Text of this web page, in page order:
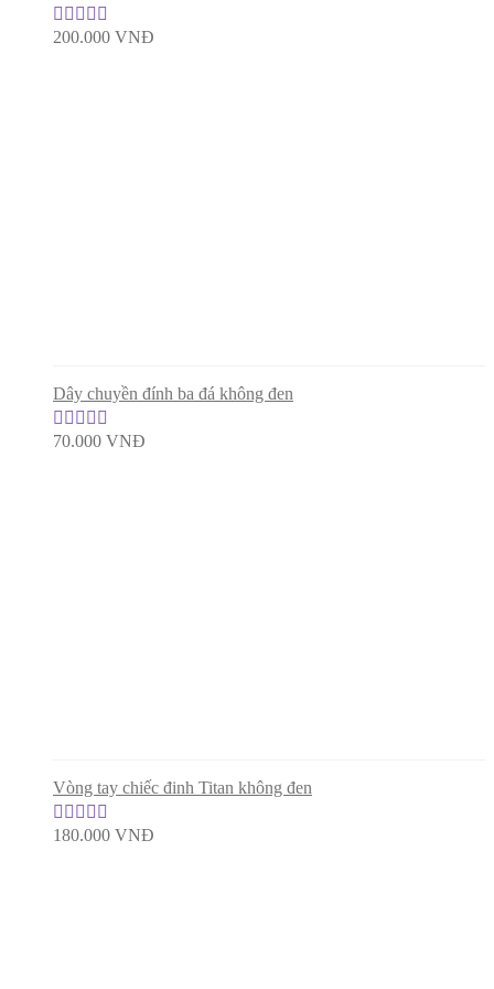
Được xếp
200.000 VNĐ
Dây chuyền đính ba đá không đen
Được xếp
70.000 VNĐ
Vòng tay chiếc đinh Titan không đen
Được xếp
180.000 VNĐ